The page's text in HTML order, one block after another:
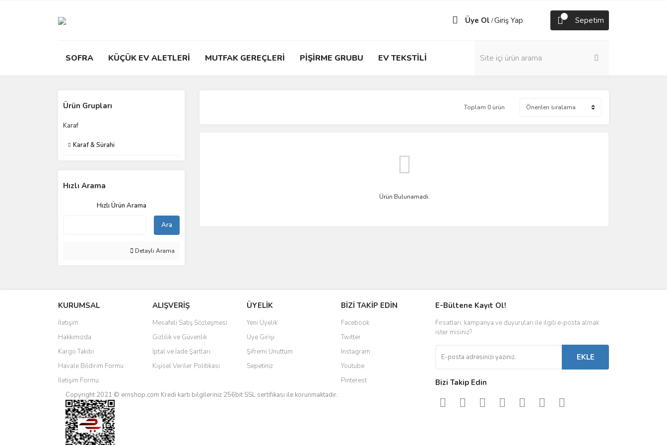
Üye Ol /Giriş Yap Sepetim
SOFRA KÜÇÜK EV ALETLERİ MUTFAK GEREÇLERİ PİŞİRME GRUBU EV TEKSTİLİ
Ürün Grupları
Karaf
Karaf & Sürahi
Hızlı Arama
Hızlı Ürün Arama
Ara
Detaylı Arama
Toplam 0 ürün
Ürün Bulunamadı.
KURUMSAL
İletişim
Hakkımızda
Kargo Takibi
Havale Bildirim Formu
İletişim Formu
ALIŞVERİŞ
Mesafeli Satış Sözleşmesi
Gizlilik ve Güvenlik
İptal ve İade Şartları
Kişisel Veriler Politikası
ÜYELİK
Yeni Üyelik
Üye Girişi
Şifremi Unuttum
Sepetiniz
BİZİ TAKİP EDİN
Facebook
Twitter
Instagram
Youtube
Pinterest
Copyright 2021 © ernshop.com Kredi kartı bilgileriniz 256bit SSL sertifikası ile korunmaktadır.
E-Bültene Kayıt Ol!
Fırsatları, kampanya ve duyuruları ile ilgili e-posta almak
ister misiniz?
EKLE
Bizi Takip Edin